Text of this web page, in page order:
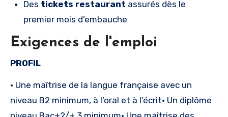
Des tickets restaurant assurés dès le
premier mois d’embauche
Exigences de l'emploi
PROFIL
• Une maîtrise de la langue française avec un
niveau B2 minimum, à l’oral et à l’écrit• Un diplôme